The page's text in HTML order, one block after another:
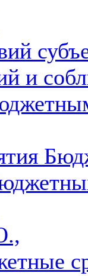
и